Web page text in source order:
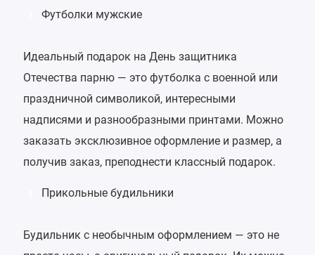
Футболки мужские
Идеальный подарок на День защитника
Отечества парню — это футболка с военной или
праздничной символикой, интересными
надписями и разнообразными принтами. Можно
заказать эксклюзивное оформление и размер, а
получив заказ, преподнести классный подарок.
Прикольные будильники
Будильник с необычным оформлением — это не